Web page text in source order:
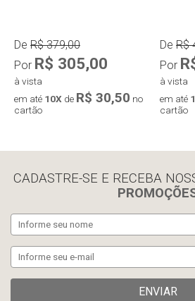
De R$ 379,00
Por R$ 305,00
à vista
em até 10X de R$ 30,50 no
cartão
Compra rápida
De R$
Por
à vista
em até
cartão
CADASTRE-SE E RECEBA
ENVIAR